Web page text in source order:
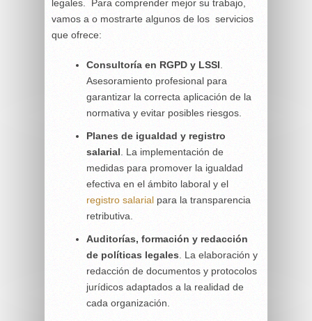
legales. Para comprender mejor su trabajo,
vamos a o mostrarte algunos de los servicios
que ofrece:
Consultoría en RGPD y LSSI.
Asesoramiento profesional para
garantizar la correcta aplicación de la
normativa y evitar posibles riesgos.
Planes de igualdad y registro
salarial. La implementación de
medidas para promover la igualdad
efectiva en el ámbito laboral y el
registro salarial para la transparencia
retributiva.
Auditorías, formación y redacción
de políticas legales. La elaboración y
redacción de documentos y protocolos
jurídicos adaptados a la realidad de
cada organización.